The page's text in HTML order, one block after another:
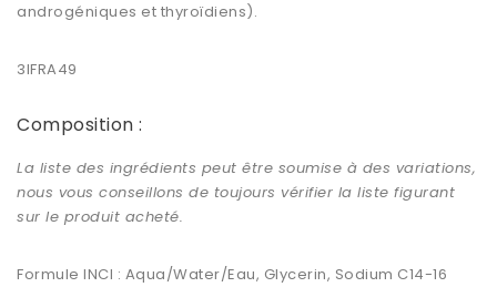
androgéniques et thyroïdiens).
3IFRA49
Composition :
La liste des ingrédients peut être soumise à des variations,
nous vous conseillons de toujours vérifier la liste figurant
sur le produit acheté.
Formule INCI : Aqua/Water/Eau, Glycerin, Sodium C14-16